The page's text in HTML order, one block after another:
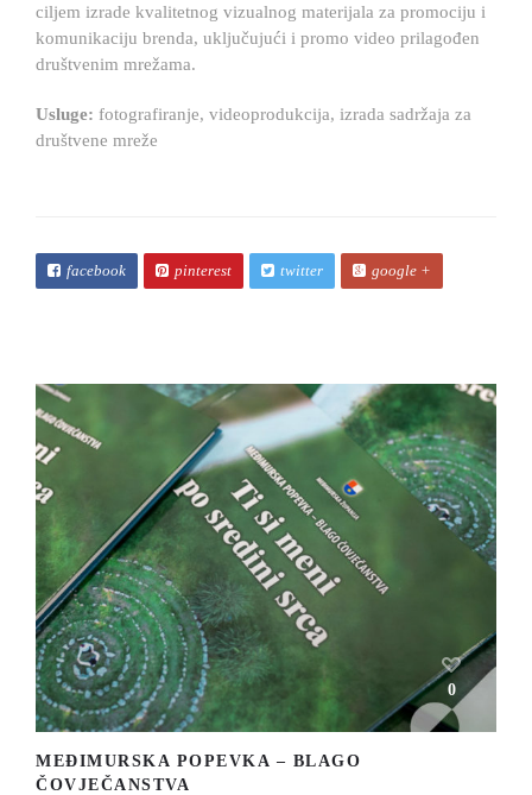
ciljem izrade kvalitetnog vizualnog materijala za promociju i
komunikaciju brenda, uključujući i promo video prilagođen
društvenim mrežama.
Usluge: fotografiranje, videoprodukcija, izrada sadržaja za
društvene mreže
facebook pinterest twitter google +
0
MEĐIMURSKA POPEVKA – BLAGO
ČOVJEČANSTVA